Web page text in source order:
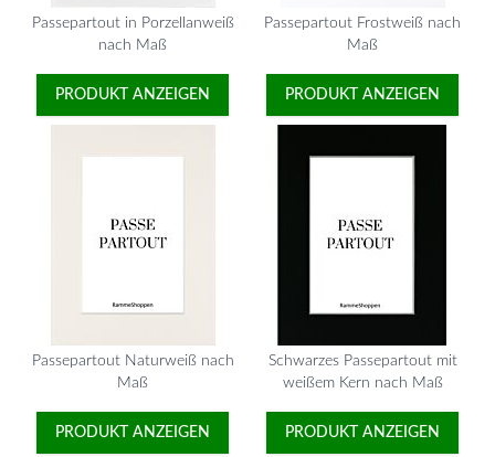
Passepartout in Porzellanweiß
nach Maß
PRODUKT ANZEIGEN
Passepartout Frostweiß nach
Maß
PRODUKT ANZEIGEN
Passepartout Naturweiß nach
Maß
PRODUKT ANZEIGEN
Schwarzes Passepartout mit
weißem Kern nach Maß
PRODUKT ANZEIGEN